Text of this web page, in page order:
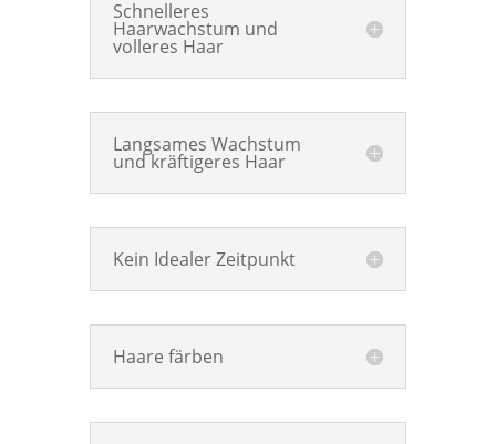
Schnelleres
Haarwachstum und
volleres Haar
Langsames Wachstum
und kräftigeres Haar
Kein Idealer Zeitpunkt
Haare färben